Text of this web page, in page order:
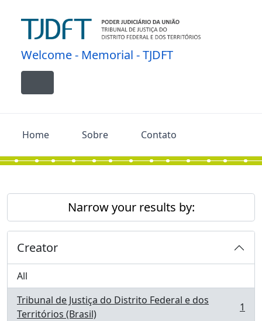
Welcome - Memorial - TJDFT
Toggle navigation
Home Sobre Contato
Narrow your results by:
Creator
All
Tribunal de Justiça do Distrito Federal e dos
Territórios (Brasil)
, 1 results 1